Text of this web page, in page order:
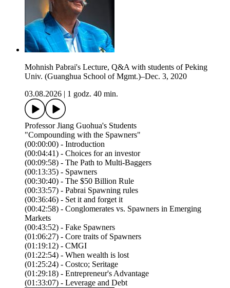
Mohnish Pabrai's Lecture, Q&A with students of Peking
Univ. (Guanghua School of Mgmt.)–Dec. 3, 2020
03.08.2026
1 godz. 40 min.
Professor Jiang Guohua's Students
"Compounding with the Spawners"
(00:00:00) - Introduction
(00:04:41) - Choices for an investor
(00:09:58) - The Path to Multi-Baggers
(00:13:35) - Spawners
(00:30:40) - The $50 Billion Rule
(00:33:57) - Pabrai Spawning rules
(00:36:46) - Set it and forget it
(00:42:58) - Conglomerates vs. Spawners in Emerging
Markets
(00:43:52) - Fake Spawners
(01:06:27) - Core traits of Spawners
(01:19:12) - CMGI
(01:22:54) - When wealth is lost
(01:25:24) - Costco; Seritage
(01:29:18) - Entrepreneur's Advantage
(01:33:07) - Leverage and Debt